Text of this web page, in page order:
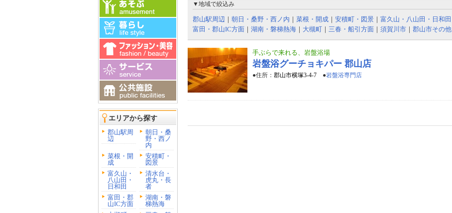
エリアから探す
郡山駅周
辺
朝日・桑
野・西ノ
内
菜根・開
成
安積町・
図景
富久山・
八山田・
日和田
清水台・
虎丸・長
者
富田・郡
山IC方面
湖南・磐
梯熱海
▼地域で絞込み
郡山駅周辺 ｜ 朝日・桑野・西ノ内 ｜ 菜根・開成 ｜ 安積町・図景 ｜ 富久山・八山田・日和田
富田・郡山IC方面 ｜ 湖南・磐梯熱海 ｜ 大槻町 ｜ 三春・船引方面 ｜ 須賀川市 ｜ 郡山市その他
手ぶらで来れる、岩盤浴場
岩盤浴グーチョキパー 郡山店
●住所： 郡山市横塚3-4-7 ●岩盤浴専門店